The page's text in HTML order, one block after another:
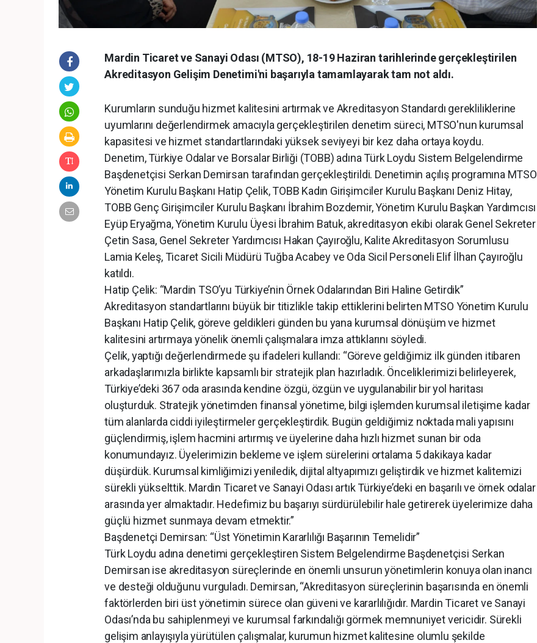
Mardin Ticaret ve Sanayi Odası (MTSO), 18-19 Haziran tarihlerinde gerçekleştirilen
Akreditasyon Gelişim Denetimi'ni başarıyla tamamlayarak tam not aldı.
Kurumların sunduğu hizmet kalitesini artırmak ve Akreditasyon Standardı gerekliliklerine
uyumlarını değerlendirmek amacıyla gerçekleştirilen denetim süreci, MTSO'nun kurumsal
kapasitesi ve hizmet standartlarındaki yüksek seviyeyi bir kez daha ortaya koydu.
Denetim, Türkiye Odalar ve Borsalar Birliği (TOBB) adına Türk Loydu Sistem Belgelendirme
Başdenetçisi Serkan Demirsan tarafından gerçekleştirildi. Denetimin açılış programına MTSO
Yönetim Kurulu Başkanı Hatip Çelik, TOBB Kadın Girişimciler Kurulu Başkanı Deniz Hitay,
TOBB Genç Girişimciler Kurulu Başkanı İbrahim Bozdemir, Yönetim Kurulu Başkan Yardımcısı
Eyüp Eryağma, Yönetim Kurulu Üyesi İbrahim Batuk, akreditasyon ekibi olarak Genel Sekreter
Çetin Sasa, Genel Sekreter Yardımcısı Hakan Çayıroğlu, Kalite Akreditasyon Sorumlusu
Lamia Keleş, Ticaret Sicili Müdürü Tuğba Acabey ve Oda Sicil Personeli Elif İlhan Çayıroğlu
katıldı.
Hatip Çelik: “Mardin TSO’yu Türkiye’nin Örnek Odalarından Biri Haline Getirdik”
Akreditasyon standartlarını büyük bir titizlikle takip ettiklerini belirten MTSO Yönetim Kurulu
Başkanı Hatip Çelik, göreve geldikleri günden bu yana kurumsal dönüşüm ve hizmet
kalitesini artırmaya yönelik önemli çalışmalara imza attıklarını söyledi.
Çelik, yaptığı değerlendirmede şu ifadeleri kullandı: “Göreve geldiğimiz ilk günden itibaren
arkadaşlarımızla birlikte kapsamlı bir stratejik plan hazırladık. Önceliklerimizi belirleyerek,
Türkiye’deki 367 oda arasında kendine özgü, özgün ve uygulanabilir bir yol haritası
oluşturduk. Stratejik yönetimden finansal yönetime, bilgi işlemden kurumsal iletişime kadar
tüm alanlarda ciddi iyileştirmeler gerçekleştirdik. Bugün geldiğimiz noktada mali yapısını
güçlendirmiş, işlem hacmini artırmış ve üyelerine daha hızlı hizmet sunan bir oda
konumundayız. Üyelerimizin bekleme ve işlem sürelerini ortalama 5 dakikaya kadar
düşürdük. Kurumsal kimliğimizi yeniledik, dijital altyapımızı geliştirdik ve hizmet kalitemizi
sürekli yükselttik. Mardin Ticaret ve Sanayi Odası artık Türkiye’deki en başarılı ve örnek odalar
arasında yer almaktadır. Hedefimiz bu başarıyı sürdürülebilir hale getirerek üyelerimize daha
güçlü hizmet sunmaya devam etmektir.”
Başdenetçi Demirsan: “Üst Yönetimin Kararlılığı Başarının Temelidir”
Türk Loydu adına denetimi gerçekleştiren Sistem Belgelendirme Başdenetçisi Serkan
Demirsan ise akreditasyon süreçlerinde en önemli unsurun yönetimlerin konuya olan inancı
ve desteği olduğunu vurguladı. Demirsan, “Akreditasyon süreçlerinin başarısında en önemli
faktörlerden biri üst yönetimin sürece olan güveni ve kararlılığıdır. Mardin Ticaret ve Sanayi
Odası’nda bu sahiplenmeyi ve kurumsal farkındalığı görmek memnuniyet vericidir. Sürekli
gelişim anlayışıyla yürütülen çalışmalar, kurumun hizmet kalitesine olumlu şekilde